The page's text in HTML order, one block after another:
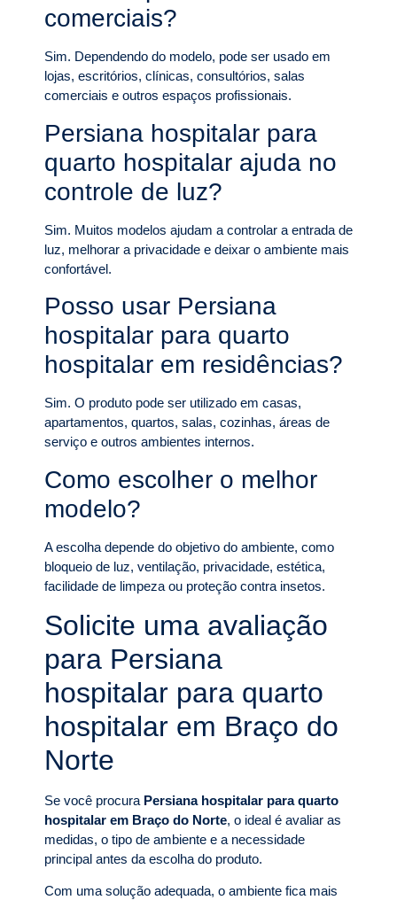
comerciais?
Sim. Dependendo do modelo, pode ser usado em
lojas, escritórios, clínicas, consultórios, salas
comerciais e outros espaços profissionais.
Persiana hospitalar para
quarto hospitalar ajuda no
controle de luz?
Sim. Muitos modelos ajudam a controlar a entrada de
luz, melhorar a privacidade e deixar o ambiente mais
confortável.
Posso usar Persiana
hospitalar para quarto
hospitalar em residências?
Sim. O produto pode ser utilizado em casas,
apartamentos, quartos, salas, cozinhas, áreas de
serviço e outros ambientes internos.
Como escolher o melhor
modelo?
A escolha depende do objetivo do ambiente, como
bloqueio de luz, ventilação, privacidade, estética,
facilidade de limpeza ou proteção contra insetos.
Solicite uma avaliação
para Persiana
hospitalar para quarto
hospitalar em Braço do
Norte
Se você procura Persiana hospitalar para quarto
hospitalar em Braço do Norte, o ideal é avaliar as
medidas, o tipo de ambiente e a necessidade
principal antes da escolha do produto.
Com uma solução adequada, o ambiente fica mais